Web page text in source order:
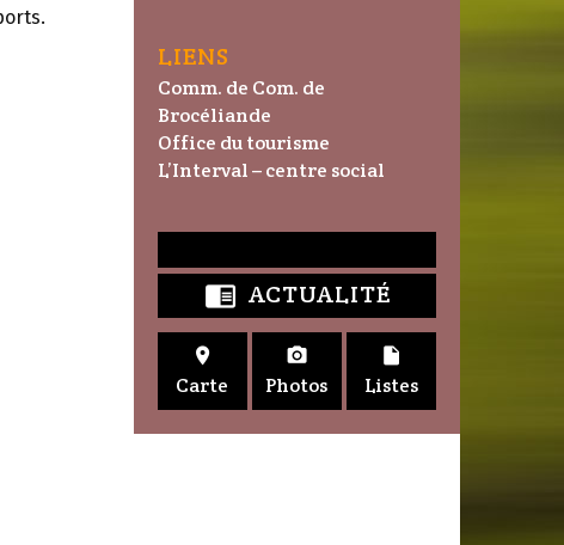
LIENS
Comm. de Com. de
Brocéliande
Office du tourisme
L’Interval – centre social
 ACTUALITÉ

Carte

Photos

Listes